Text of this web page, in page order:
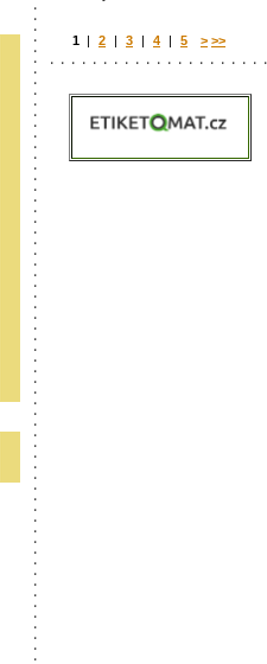
1 | 2 | 3 | 4 | 5 > >>